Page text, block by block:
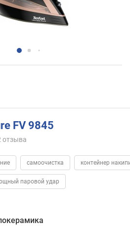
FV 9845
отзыва
самоочистка контейнер
паровой удар